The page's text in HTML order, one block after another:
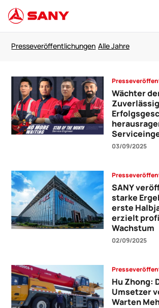
SANY Nachrichten-de-3_0_0
Wächter
August
03/09/2025
SANY
starke
erste
erzielt
Wachstum
02/09/2025
Hu Zhong:
Umsetzer
Warten